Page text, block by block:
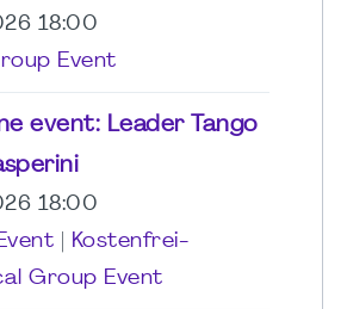
18:00
Event
event: Leader Tango
18:00
Kostenfrei-
Group Event